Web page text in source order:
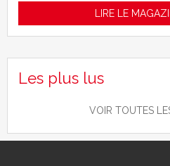
LIRE LE
Les plus lus
VOIR TOUTES